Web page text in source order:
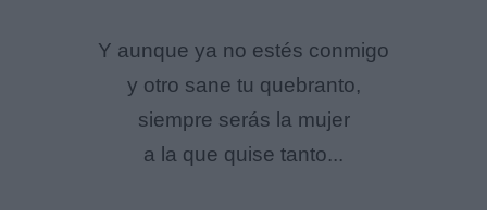
Y aunque ya no estés conmigo
y otro sane tu quebranto,
siempre serás la mujer
a la que quise tanto...